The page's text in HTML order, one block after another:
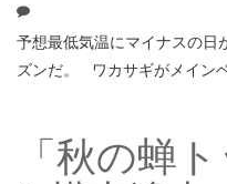
予想最低気温にマイナスの日
ズンだ。 ワカサギがメイン
「秋の蝉